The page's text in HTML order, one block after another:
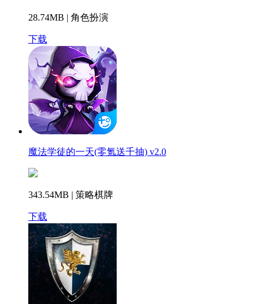
28.74MB | 角色扮演
下载
魔法学徒的一天(零氪送千抽) v2.0
343.54MB | 策略棋牌
下载